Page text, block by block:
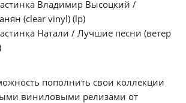
Владимир Высоцкий /
(clear vinyl) (lp)
Натали / Лучшие песни (ветер
пополнить свои коллекции
виниловыми релизами от